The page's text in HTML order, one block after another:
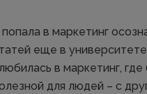
попала в маркетинг
еще в
в маркетинг,
для людей – с